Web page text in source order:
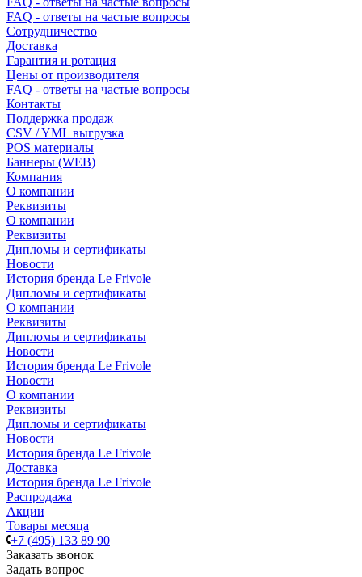
FAQ - ответы на частые вопросы
Сотрудничество
Доставка
Гарантия и ротация
Цены от производителя
FAQ - ответы на частые вопросы
Контакты
Поддержка продаж
CSV / YML выгрузка
POS материалы
Баннеры (WEB)
Компания
О компании
Реквизиты
О компании
Реквизиты
Дипломы и сертификаты
Новости
История бренда Le Frivole
Дипломы и сертификаты
О компании
Реквизиты
Дипломы и сертификаты
Новости
История бренда Le Frivole
Новости
О компании
Реквизиты
Дипломы и сертификаты
Новости
История бренда Le Frivole
Доставка
История бренда Le Frivole
Распродажа
Акции
Товары месяца
+7 (495) 133 89 90
Заказать звонок
Задать вопрос